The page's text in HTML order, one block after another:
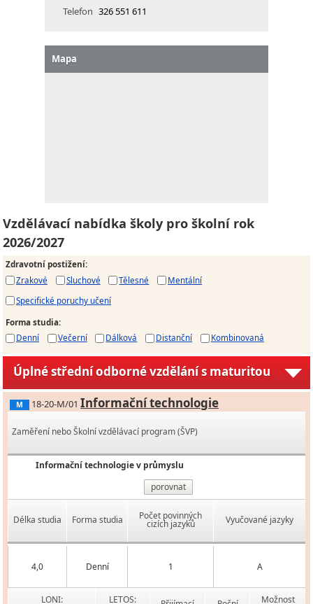
Telefon 326 551 611
Mapa
Vzdělávací nabídka školy pro školní rok
2026/2027
Zdravotní postižení:
Zrakové
Sluchové Tělesné
Mentální
Specifické poruchy učení
Forma studia:
Denní
Večerní Dálková Distanční Kombinovaná
Úplné střední odborné vzdělání s maturitou
M 18-20-M/01 Informační technologie
Zaměření nebo Školní vzdělávací program (ŠVP)
Informační technologie v průmyslu
porovnat
Délka studia Forma studia Počet povinných
cizích jazyků Vyučované jazyky
4,0 Denní 1 A
LONI: LETOS: Možnost